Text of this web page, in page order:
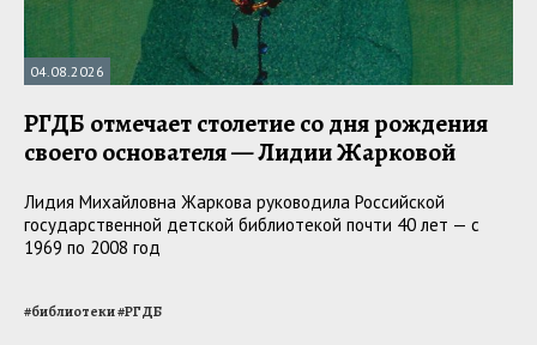
04.08.2026
РГДБ отмечает столетие со дня рождения
своего основателя — Лидии Жарковой
Лидия Михайловна Жаркова руководила Российской
государственной детской библиотекой почти 40 лет — с
1969 по 2008 год
#библиотеки#РГДБ